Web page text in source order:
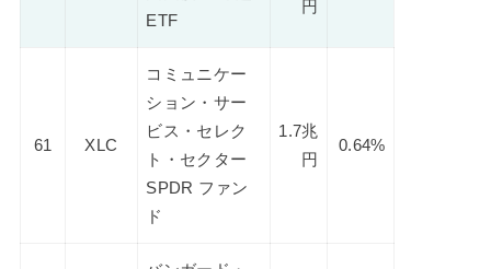
ETF
円
61 XLC
コミュニケー
ション・サー
ビス・セレク
ト・セクター
SPDR ファン
ド
1.7兆
円
0.64%